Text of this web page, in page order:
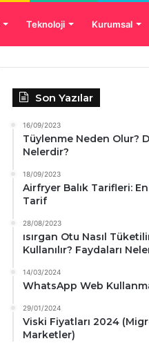
Teknoloji Kurumsal
Son Yazılar
16/09/2023
Tüylenme Neden Olur?
Nelerdir?
18/09/2023
Airfryer Balık Tarifleri:
Tarif
28/08/2023
ısırgan Otu Nasıl
Kullanılır? Faydaları
14/03/2024
WhatsApp Web
29/01/2024
Viski Fiyatları 2024
Marketler)